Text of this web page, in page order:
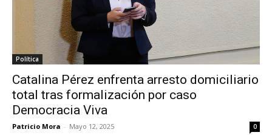
Política
Catalina Pérez enfrenta arresto domiciliario
total tras formalización por caso
Democracia Viva
Patricio Mora - Mayo 12, 2025 0